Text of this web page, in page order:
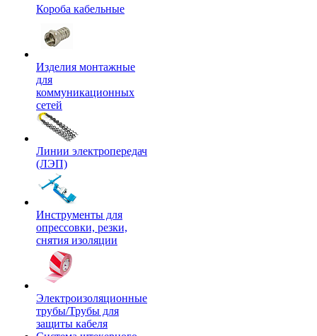
Короба кабельные
Изделия монтажные
для
коммуникационных
сетей
Линии электропередач
(ЛЭП)
Инструменты для
опрессовки, резки,
снятия изоляции
Электроизоляционные
трубы/Трубы для
защиты кабеля